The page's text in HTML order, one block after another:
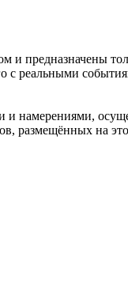
и предназначены
реальными
намерениями,
размещённых на